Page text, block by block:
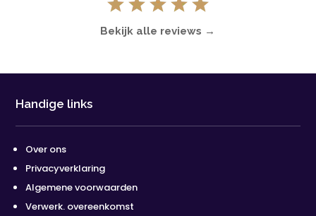
Bekijk alle reviews →
Handige links
Over ons
Privacyverklaring
Algemene voorwaarden
Verwerk. overeenkomst